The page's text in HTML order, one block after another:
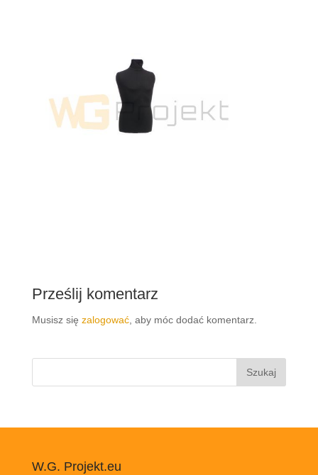
Prześlij komentarz
Musisz się zalogować, aby móc dodać komentarz.
Szukaj:
W.G. Projekt.eu